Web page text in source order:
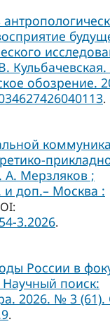
обозрение.
.
А. Мерзляков ;
доп.– Москва :
3.2026.
России в
поиск:
2026. № 3 (61).
.